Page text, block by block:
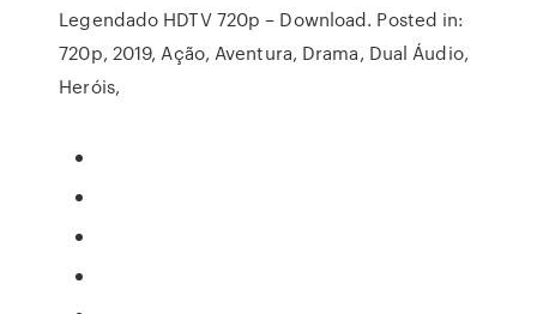
Legendado HDTV 720p – Download. Posted in:
720p, 2019, Ação, Aventura, Drama, Dual Áudio,
Heróis,